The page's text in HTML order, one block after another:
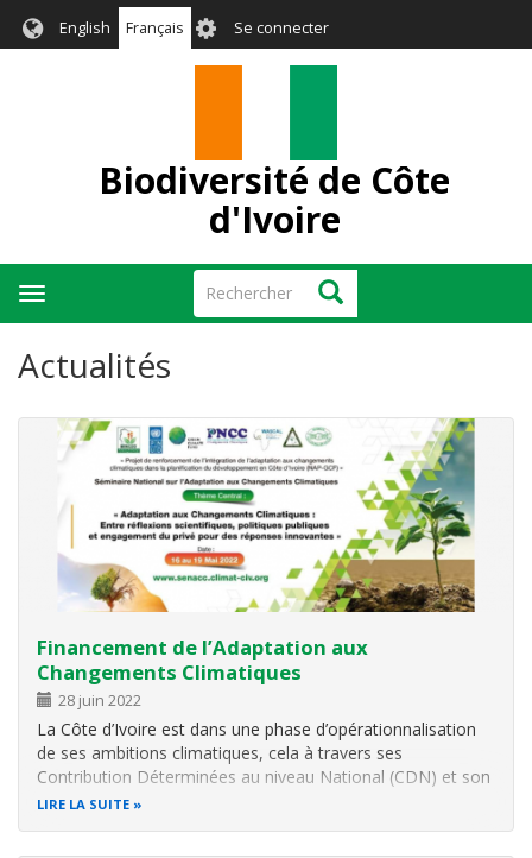
English Français User
account
Se connecter
Biodiversité de Côte
d'Ivoire
Rechercher Rechercher
Toggle
navigation
Actualités
Financement de l’Adaptation aux
Changements Climatiques
28 juin 2022
La Côte d’Ivoire est dans une phase d’opérationnalisation
de ses ambitions climatiques, cela à travers ses
Contribution Déterminées au niveau National (CDN) et son
Plan National d’Adaptation (PNA). C’est dans ce cadre que
LIRE LA SUITE